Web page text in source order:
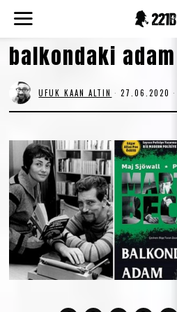
balkondaki adam
UFUK KAAN ALTIN 27.06.2020 2
.
.
2
0
2
0